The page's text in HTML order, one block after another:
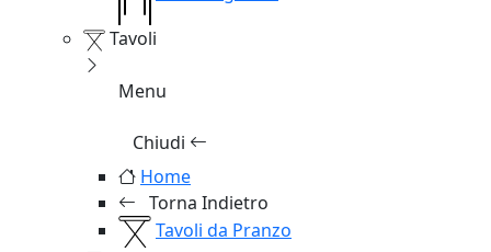
Tavoli
Menu
Chiudi
Home
Torna Indietro
Tavoli da Pranzo